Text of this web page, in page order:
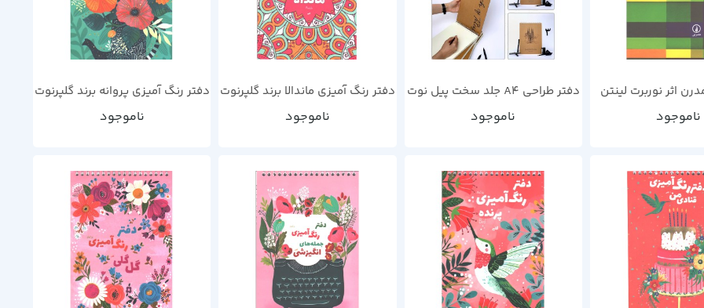
اثر نوربرت لینتن
ناموجود
دفتر طراحی A4 جلد سخت پیل نوت
ناموجود
دفتر رنگ آمیزی ماندالا برند گلپرنوت
ناموجود
دفتر رنگ آمیزی پروانه برند گلپرنوت
ناموجود